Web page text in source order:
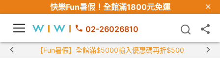
快樂Fun暑假！ 全館滿1800元免運
02-26026810
【Fun暑假】全館滿$5000輸入優惠碼再折$500